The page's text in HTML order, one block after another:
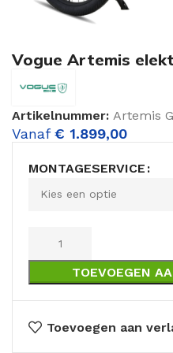
Vogue Artemis
Artikelnummer: Artemis
Vanaf € 1.899,00
MONTAGESERVICE
TOEVOEGEN
Toevoegen aan